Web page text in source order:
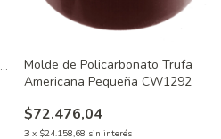
Molde de Policarbonato Trufa
Americana Pequeña CW1292
$72.476,04
3 x $24.158,68 sin interés